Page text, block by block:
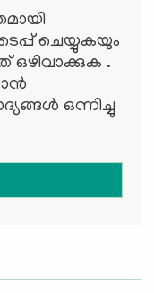
ചെയ്യുകയും
ഒഴിവാക്കുക .
ഒന്നിച്ചു